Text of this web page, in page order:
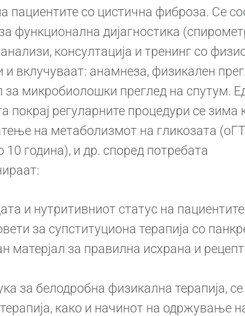
со цистична фиброза. Се
функционална дијагностика
консултација и тренинг со
вклучуваат: анамнеза, физикален
за микробиолошки преглед на спутум.
покрај регуларните процедури се
на метаболизмот на гликозата
година), и др. според потребата
и нутритивниот статус на
за супституциона терапија со
матерјал за правилна исхрана и
за белодробна физикална терапија,
како и начинот на одржување